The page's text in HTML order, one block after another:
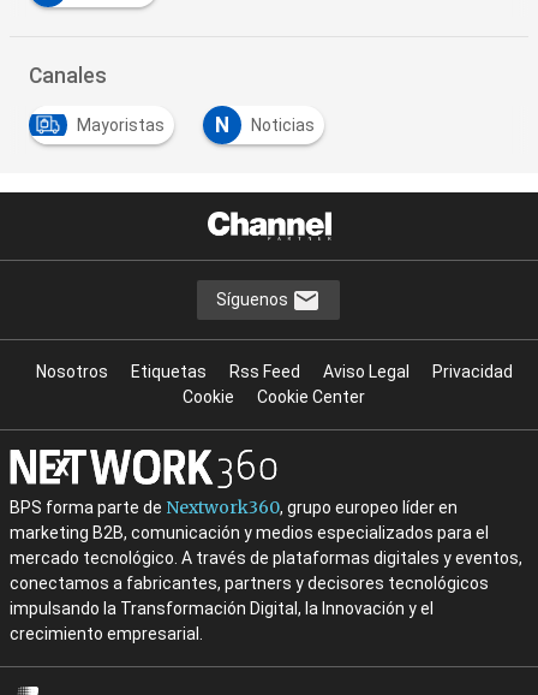
Canales
Mayoristas N Noticias
Síguenos
Nosotros Etiquetas Rss Feed Aviso Legal
Privacidad
Cookie
Cookie Center
BPS forma parte de Nextwork360, grupo europeo líder en
marketing B2B, comunicación y medios especializados para el
mercado tecnológico. A través de plataformas digitales y eventos,
conectamos a fabricantes, partners y decisores tecnológicos
impulsando la Transformación Digital, la Innovación y el
crecimiento empresarial.